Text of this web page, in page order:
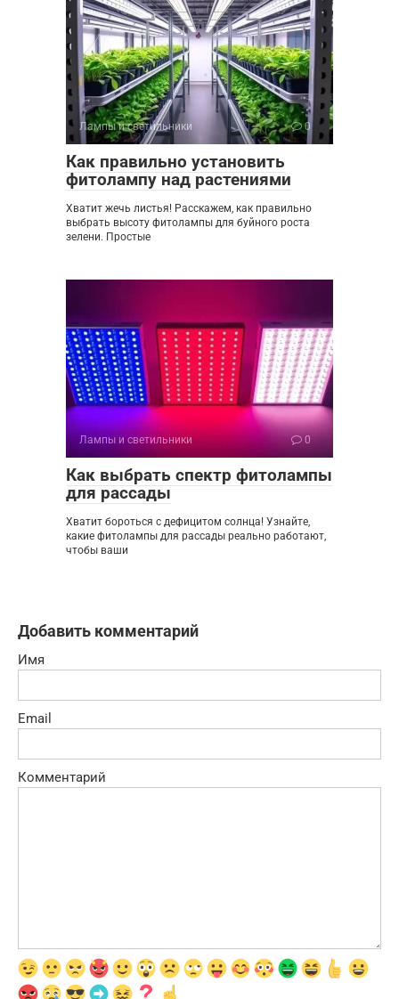
Лампы и светильники 0
Как правильно установить
фитолампу над растениями
Хватит жечь листья! Расскажем, как правильно
выбрать высоту фитолампы для буйного роста
зелени. Простые
Лампы и светильники 0
Как выбрать спектр фитолампы
для рассады
Хватит бороться с дефицитом солнца! Узнайте,
какие фитолампы для рассады реально работают,
чтобы ваши
Добавить комментарий
Имя
Email
Комментарий